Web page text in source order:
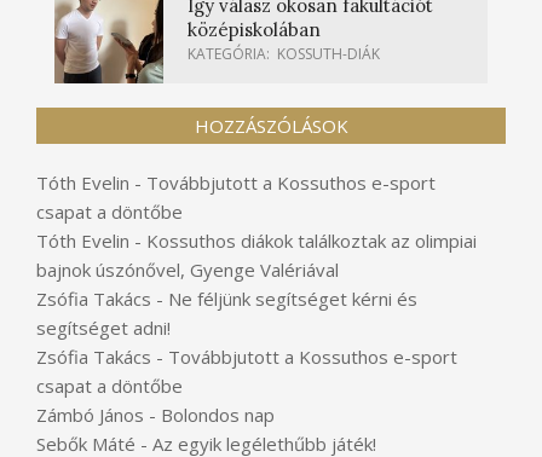
Így válasz okosan fakultációt
középiskolában
KATEGÓRIA: KOSSUTH-DIÁK
HOZZÁSZÓLÁSOK
Tóth Evelin - Továbbjutott a Kossuthos e-sport
csapat a döntőbe
Tóth Evelin - Kossuthos diákok találkoztak az olimpiai
bajnok úszónővel, Gyenge Valériával
Zsófia Takács - Ne féljünk segítséget kérni és
segítséget adni!
Zsófia Takács - Továbbjutott a Kossuthos e-sport
csapat a döntőbe
Zámbó János - Bolondos nap
Sebők Máté - Az egyik legélethűbb játék!